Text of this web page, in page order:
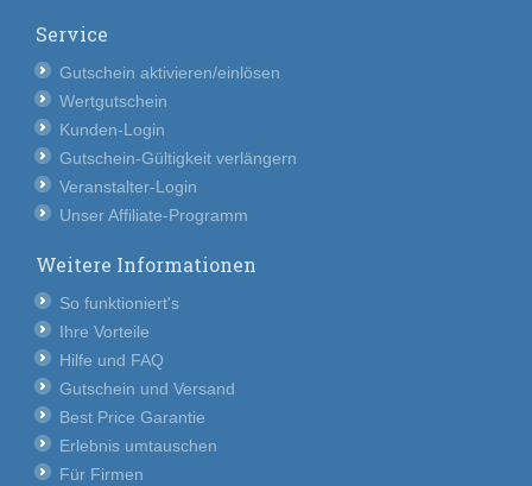
Service
Gutschein aktivieren/einlösen
Wertgutschein
Kunden-Login
Gutschein-Gültigkeit verlängern
Veranstalter-Login
Unser Affiliate-Programm
Weitere Informationen
So funktioniert's
Ihre Vorteile
Hilfe und FAQ
Gutschein und Versand
Best Price Garantie
Erlebnis umtauschen
Für Firmen